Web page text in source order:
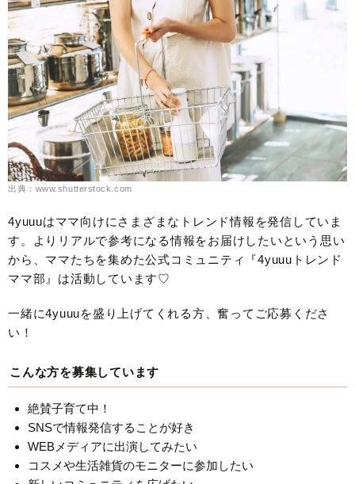
出典：www.shutterstock.com
4yuuuはママ向けにさまざまなトレンド情報を発信していま
す。よりリアルで参考になる情報をお届けしたいという思い
から、ママたちを集めた公式コミュニティ『4yuuuトレンド
ママ部』は活動しています♡
一緒に4yuuuを盛り上げてくれる方、奮ってご応募くださ
い！
こんな方を募集しています
絶賛子育て中！
SNSで情報発信することが好き
WEBメディアに出演してみたい
コスメや生活雑貨のモニターに参加したい